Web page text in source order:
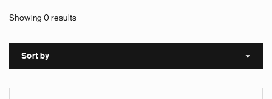
Showing 0 results
Sort by Sort